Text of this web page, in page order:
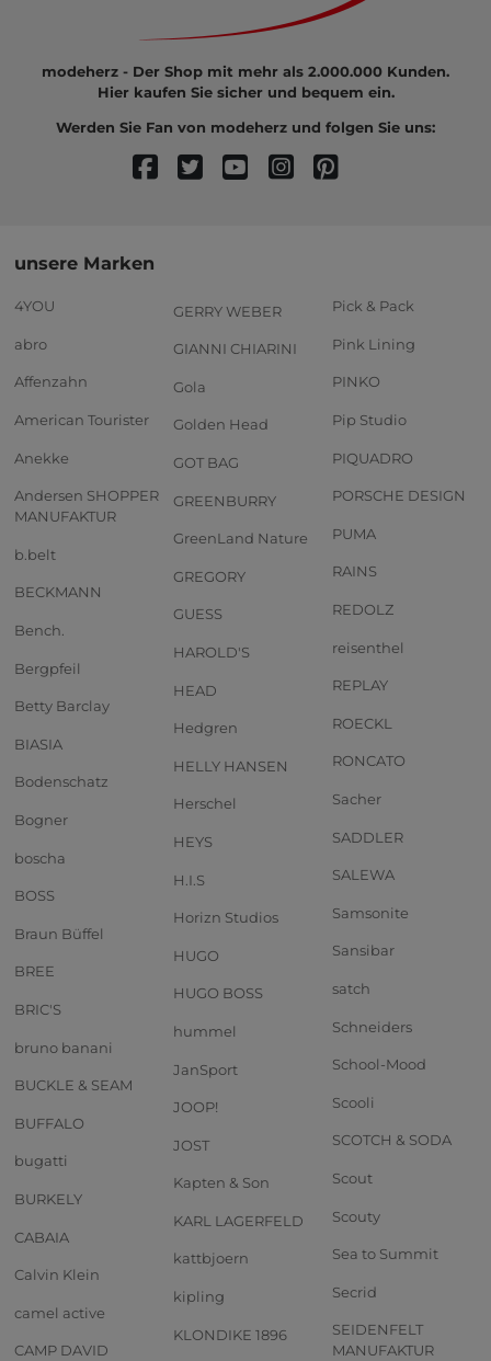
modeherz - Der Shop mit mehr als 2.000.000 Kunden.
Hier kaufen Sie sicher und bequem ein.
Werden Sie Fan von modeherz und folgen Sie uns:
unsere Marken
4YOU
abro
Affenzahn
American Tourister
Anekke
Andersen SHOPPER
MANUFAKTUR
b.belt
BECKMANN
Bench.
Bergpfeil
Betty Barclay
BIASIA
Bodenschatz
Bogner
boscha
BOSS
Braun Büffel
BREE
BRIC'S
bruno banani
BUCKLE & SEAM
BUFFALO
bugatti
BURKELY
CABAIA
Calvin Klein
camel active
CAMP DAVID
GERRY WEBER
GIANNI CHIARINI
Gola
Golden Head
GOT BAG
GREENBURRY
GreenLand Nature
GREGORY
GUESS
HAROLD'S
HEAD
Hedgren
HELLY HANSEN
Herschel
HEYS
H.I.S
Horizn Studios
HUGO
HUGO BOSS
hummel
JanSport
JOOP!
JOST
Kapten & Son
KARL LAGERFELD
kattbjoern
kipling
KLONDIKE 1896
Pick & Pack
Pink Lining
PINKO
Pip Studio
PIQUADRO
PORSCHE DESIGN
PUMA
RAINS
REDOLZ
reisenthel
REPLAY
ROECKL
RONCATO
Sacher
SADDLER
SALEWA
Samsonite
Sansibar
satch
Schneiders
School-Mood
Scooli
SCOTCH & SODA
Scout
Scouty
Sea to Summit
Secrid
SEIDENFELT
MANUFAKTUR